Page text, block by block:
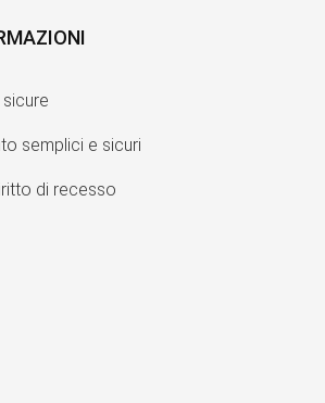
semplici e sicuri
di recesso